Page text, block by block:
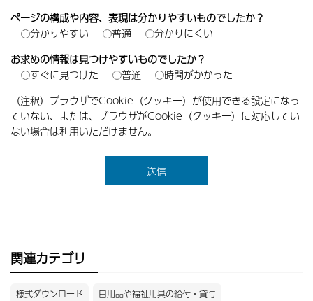
ページの構成や内容、表現は分かりやすいものでしたか？
分かりやすい
普通
分かりにくい
お求めの情報は見つけやすいものでしたか？
すぐに見つけた
普通
時間がかかった
（注釈）ブラウザでCookie（クッキー）が使用できる設定になっ
ていない、または、ブラウザがCookie（クッキー）に対応してい
ない場合は利用いただけません。
関連カテゴリ
様式ダウンロード 日用品や福祉用具の給付・貸与